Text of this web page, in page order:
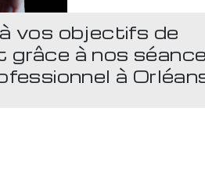
vos objectifs de
grâce à nos
à